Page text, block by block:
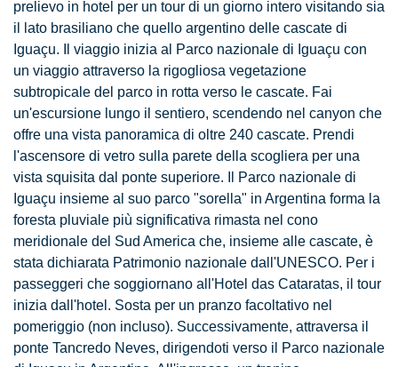
prelievo in hotel per un tour di un giorno intero visitando sia
il lato brasiliano che quello argentino delle cascate di
Iguaçu. Il viaggio inizia al Parco nazionale di Iguaçu con
un viaggio attraverso la rigogliosa vegetazione
subtropicale del parco in rotta verso le cascate. Fai
un'escursione lungo il sentiero, scendendo nel canyon che
offre una vista panoramica di oltre 240 cascate. Prendi
l'ascensore di vetro sulla parete della scogliera per una
vista squisita dal ponte superiore. Il Parco nazionale di
Iguaçu insieme al suo parco "sorella" in Argentina forma la
foresta pluviale più significativa rimasta nel cono
meridionale del Sud America che, insieme alle cascate, è
stata dichiarata Patrimonio nazionale dall'UNESCO. Per i
passeggeri che soggiornano all'Hotel das Cataratas, il tour
inizia dall'hotel. Sosta per un pranzo facoltativo nel
pomeriggio (non incluso). Successivamente, attraversa il
ponte Tancredo Neves, dirigendoti verso il Parco nazionale